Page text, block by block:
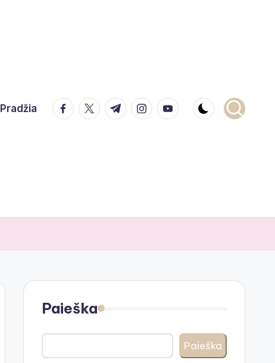
Pradžia facebook.com
twitter.com
t.me instagram.com
youtube.com
Paieška
Paieška